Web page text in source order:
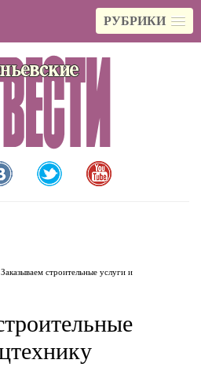
РУБРИКИ
Заказываем строительные услуги и